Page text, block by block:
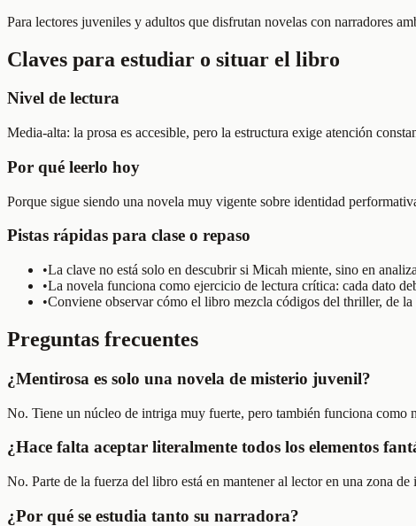
Para lectores juveniles y adultos que disfrutan novelas con narradores
Claves para estudiar o situar el libro
Nivel de lectura
Media-alta: la prosa es accesible, pero la estructura exige atención
Por qué leerlo hoy
Porque sigue siendo una novela muy vigente sobre identidad
Pistas rápidas para clase o repaso
•La clave no está solo en descubrir si Micah miente, sino en
•La novela funciona como ejercicio de lectura crítica: cada dato
•Conviene observar cómo el libro mezcla códigos del thriller, de
Preguntas frecuentes
¿Mentirosa es solo una novela de misterio juvenil?
No. Tiene un núcleo de intriga muy fuerte, pero también funciona como
¿Hace falta aceptar literalmente todos los elementos
No. Parte de la fuerza del libro está en mantener al lector en una zona
¿Por qué se estudia tanto su narradora?